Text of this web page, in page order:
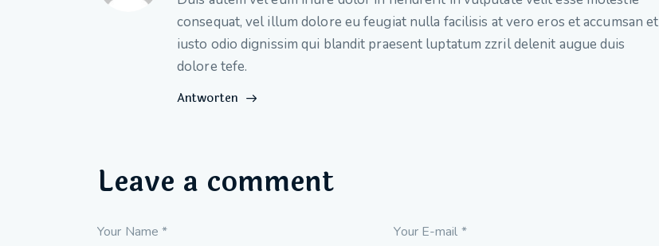
consequat, vel illum dolore eu feugiat nulla facilisis at vero eros et accumsan et
iusto odio dignissim qui blandit praesent luptatum zzril delenit augue duis
dolore tefe.
Antworten
Leave a comment